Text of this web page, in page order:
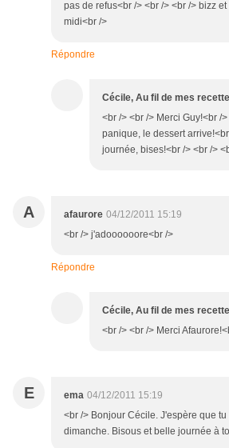
pas de refus<br /> <br /> <br /> bizz
midi<br />
Répondre
Cécile, Au fil de mes
<br /> <br /> Merci Guy!<br /
panique, le dessert
journée, bises!<br /> <br />
A afaurore 04/12/2011 15:19
<br /> j'adoooooore<br />
Répondre
Cécile, Au fil de mes
<br /> <br /> Merci
E ema 04/12/2011 15:19
<br /> Bonjour Cécile. J'espère que
dimanche. Bisous et belle journée à